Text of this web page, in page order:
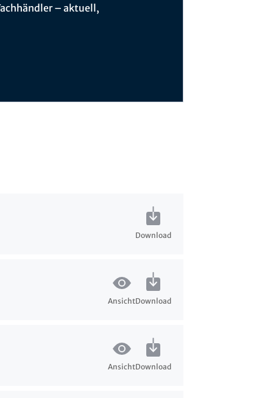
– aktuell,
Download
AnsichtDownload
AnsichtDownload